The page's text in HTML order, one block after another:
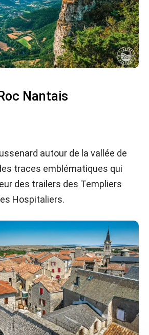
Nantais
autour de la vallée de
traces emblématiques qui
des trailers des Templiers
Hospitaliers.